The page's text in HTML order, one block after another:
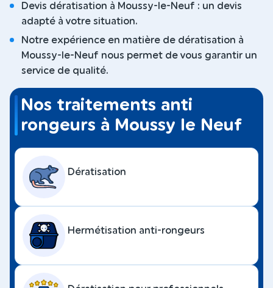
Devis dératisation à Moussy-le-Neuf : un devis
adapté à votre situation.
Notre expérience en matière de dératisation à
Moussy-le-Neuf nous permet de vous garantir un
service de qualité.
Nos traitements anti
rongeurs à Moussy le Neuf
Dératisation
Hermétisation anti-rongeurs